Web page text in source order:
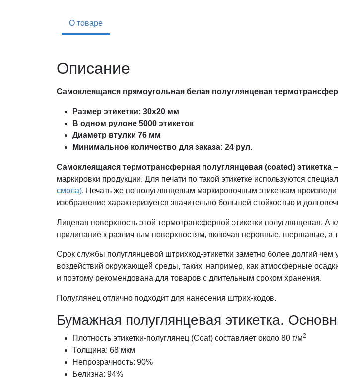
О товаре
Описание
Самоклеящаяся прямоугольная белая полуглянцевая
Размер этикетки: 30х20 мм
В одном рулоне 5000 этикеток
Диаметр втулки 76 мм
Минимальное количество для заказа: 24 рул.
Самоклеящаяся термотрансферная полуглянцевая (coated) этикетка
маркировки продукции. Для печати по такой этикетке используются
смола). Печать же по полуглянцевым маркировочным этикеткам
изображение характеризуется значительно большей стойкостью и
Лицевая поверхность этой термотрансферной этикетки полуглянцевая.
прилипание к различным поверхностям, включая неровные, шершавые, а
Срок службы полуглянцевой штрихкод-этикетки заметно более долгий чем
воздействий окружающей среды, таких, например, как атмосферные
и поэтому рекомендована для товаров с длительным сроком хранения.
Полуглянец отлично подходит для нанесения штрих-кодов.
Бумажная полуглянцевая этикетка.
Плотность этикетки-полуглянец (Coat) составляет около 80 г/м2
Толщина: 68 мкм
Непрозрачность: 90%
Белизна: 94%